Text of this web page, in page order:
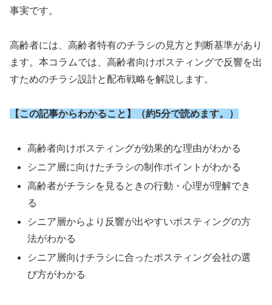
事実です。
高齢者には、高齢者特有のチラシの見方と判断基準があり
ます。本コラムでは、高齢者向けポスティングで反響を出
すためのチラシ設計と配布戦略を解説します。
【この記事からわかること】（約5分で読めます。）
高齢者向けポスティングが効果的な理由がわかる
シニア層に向けたチラシの制作ポイントがわかる
高齢者がチラシを見るときの行動・心理が理解でき
る
シニア層からより反響が出やすいポスティングの方
法がわかる
シニア層向けチラシに合ったポスティング会社の選
び方がわかる